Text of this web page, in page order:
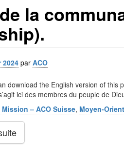
la
2024 par ACO
download the English version of
ici des membres du peuple de
– ACO Suisse, Moyen-Orient